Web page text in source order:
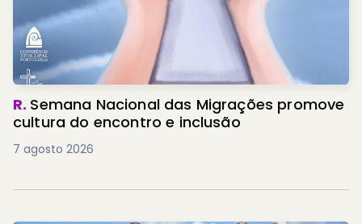
R. Semana Nacional das Migrações promove
cultura do encontro e inclusão
7 agosto 2026